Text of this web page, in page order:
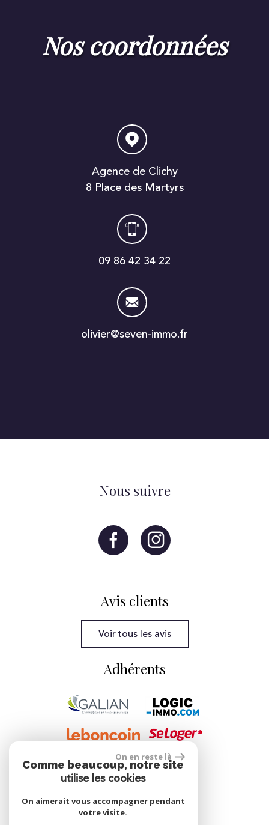
nos coordonnées
Agence de Clichy
8 Place des Martyrs
09 86 42 34 22
olivier@seven-immo.fr
Nous suivre
Avis clients
Voir tous les avis
Adhérents
Se connecter
On en reste là
Comme beaucoup, notre site
utilise les cookies
On aimerait vous accompagner pendant
votre visite.